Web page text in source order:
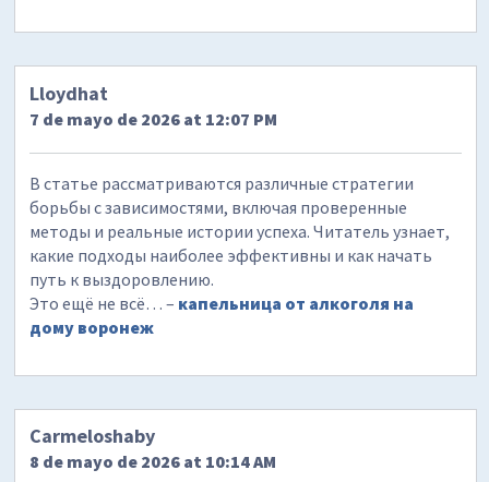
Lloydhat
7 de mayo de 2026 at 12:07 PM
В статье рассматриваются различные стратегии
борьбы с зависимостями, включая проверенные
методы и реальные истории успеха. Читатель узнает,
какие подходы наиболее эффективны и как начать
путь к выздоровлению.
Это ещё не всё… – капельница от алкоголя на
дому воронеж
Carmeloshaby
8 de mayo de 2026 at 10:14 AM